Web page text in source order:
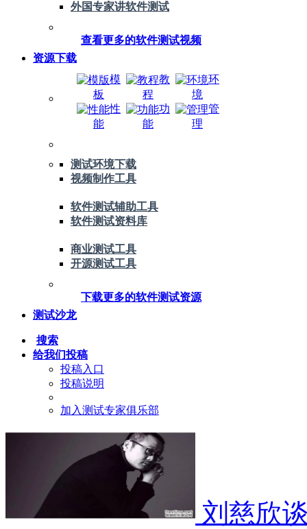
外国专家讲软件测试
查看更多的软件测试视频
资源下载
模
板
教
程
环
境
性
能
功
能
管
理
测试环境下载
视频制作工具
软件测试辅助工具
软件测试资料库
商业测试工具
开源测试工具
下载更多的软件测试资源
测试沙龙
搜索
给我们投稿
投稿入口
投稿说明
加入测试专家俱乐部
刘慈欣